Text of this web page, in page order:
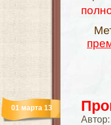
Автор:
01 марта 13